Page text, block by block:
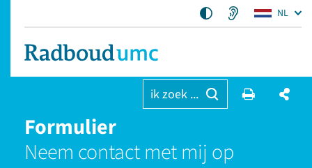
NL
ik zoek ...
Formulier
Neem contact met mij op